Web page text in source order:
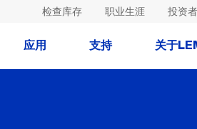
检查库存 职业生涯 投资者
应用 支持 关于